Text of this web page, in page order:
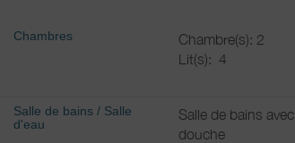
Chambres
Chambre(s): 2
Lit(s): 4
Salle de bains / Salle
d'eau
Salle de bains avec
douche